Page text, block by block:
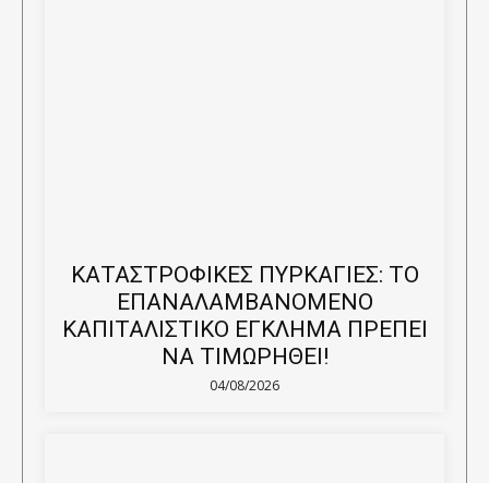
ΚΑΤΑΣΤΡΟΦΙΚΕΣ ΠΥΡΚΑΓΙΕΣ: ΤΟ
ΕΠΑΝΑΛΑΜΒΑΝΟΜΕΝΟ
ΚΑΠΙΤΑΛΙΣΤΙΚΟ ΕΓΚΛΗΜΑ ΠΡΕΠΕΙ
ΝΑ ΤΙΜΩΡΗΘΕΙ!
04/08/2026